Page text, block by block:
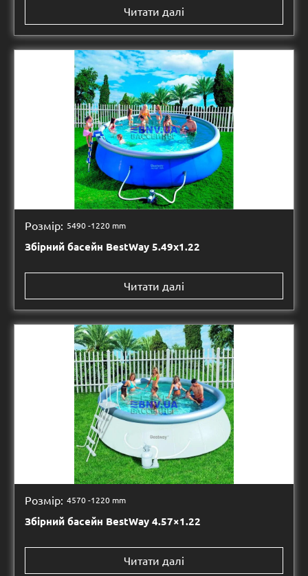
Читати далі
Розмір: 5490 -1220 mm
Збірний басейн BestWay 5.49х1.22
Читати далі
Розмір: 4570 -1220 mm
Збірний басейн BestWay 4.57×1.22
Читати далі